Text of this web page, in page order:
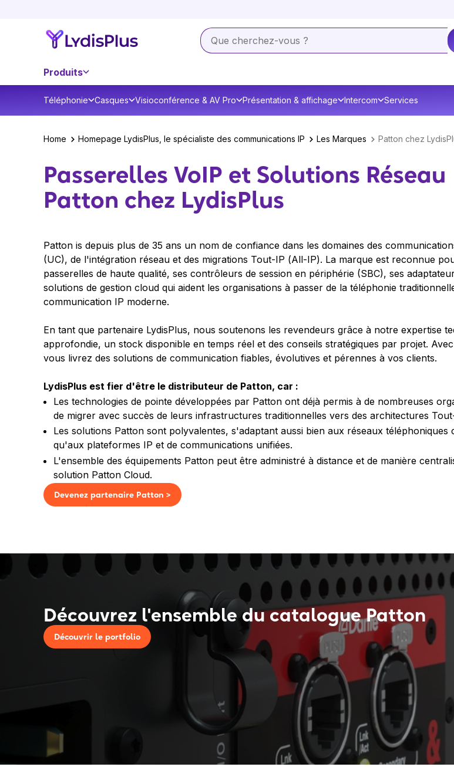
Produits
Téléphonie Casques Visioconférence & AV Pro Présentation & affichage Intercom Services
Home Homepage LydisPlus, le spécialiste des communications IP Les Marques Patton chez
Passerelles VoIP et Solutions Réseau
Patton chez LydisPlus
Patton is depuis plus de 35 ans un nom de confiance dans les domaines des
(UC), de l'intégration réseau et des migrations Tout-IP (All-IP). La marque est reconnue
passerelles de haute qualité, ses contrôleurs de session en périphérie (SBC), ses
solutions de gestion cloud qui aident les organisations à passer de la téléphonie
communication IP moderne.
En tant que partenaire LydisPlus, nous soutenons les revendeurs grâce à notre expertise
approfondie, un stock disponible en temps réel et des conseils stratégiques par projet.
vous livrez des solutions de communication fiables, évolutives et pérennes à vos clients.
LydisPlus est fier d'être le distributeur de Patton, car :
Les technologies de pointe développées par Patton ont déjà permis à de nombreuses
de migrer avec succès de leurs infrastructures traditionnelles vers des architectures
Les solutions Patton sont polyvalentes, s'adaptant aussi bien aux réseaux téléphoniques
qu'aux plateformes IP et de communications unifiées.
L'ensemble des équipements Patton peut être administré à distance et de manière
solution Patton Cloud.
Devenez partenaire Patton >
Découvrez l'ensemble du catalogue Patton
Découvrir le portfolio